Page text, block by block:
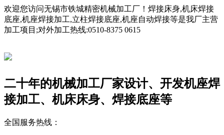
欢迎您访问无锡市铁城精密机械加工厂！焊接床身,机床焊接
底座,机座焊接加工,立柱焊接底座,机座自动焊接等是我厂主营
加工项目;对外加工热线:0510-8375 0615
二十年的机械加工厂家设计、开发机座焊
接加工、机床床身、焊接底座等
全国服务热线：